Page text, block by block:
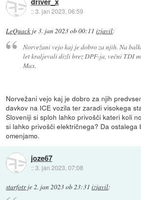
::3. jan 2023, 06:59
LeQuack je3. jan 2023 ob 00:11 izjavil:
Norvežani vejo kaj je dobro za njih. Na
let kraljevali dizli brez DPF-ja, večni TDI
Max.
Norvežani vejo kaj je dobro za njih
davkov na ICE vozila ter zaradi visokega
Sloveniji si sploh lahko privošči kateri koli
si lahko privošči električnega? Da ostalega
omenjamo.
joze67
::3. jan 2023, 07:08
starfotrje2. jan 2023 ob 23:31 izjavil: